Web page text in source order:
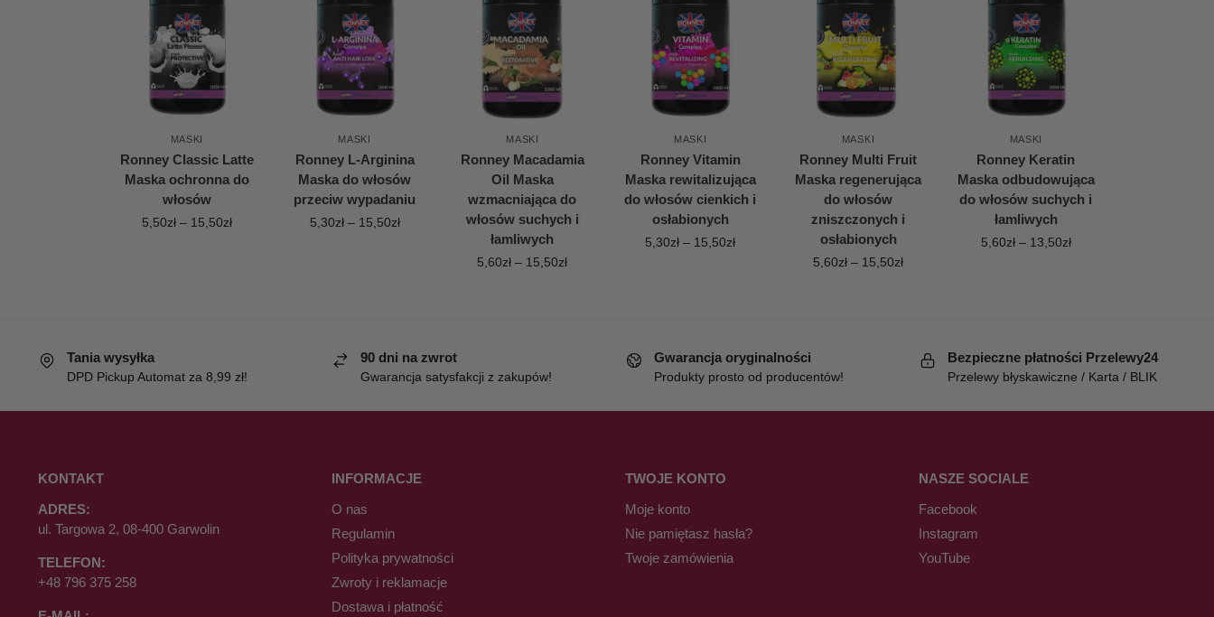
MASKI
Ronney Classic Latte
Maska ochronna do
włosów
5,50zł – 15,50zł
MASKI
Ronney L-Arginina
Maska do włosów
przeciw wypadaniu
5,30zł – 15,50zł
MASKI
Ronney Macadamia
Oil Maska
wzmacniająca do
włosów suchych i
łamliwych
5,60zł – 15,50zł
MASKI
Ronney Vitamin
Maska rewitalizująca
do włosów cienkich i
osłabionych
5,30zł – 15,50zł
MASKI
Ronney Multi Fruit
Maska regenerująca
do włosów
zniszczonych i
osłabionych
5,60zł – 15,50zł
MASKI
Ronney Keratin
Maska odbudowująca
do włosów suchych i
łamliwych
5,60zł – 13,50zł
Tania wysyłka
DPD Pickup Automat za 8,99 zł!
90 dni na zwrot
Gwarancja satysfakcji z zakupów!
Gwarancja oryginalności
Produkty prosto od producentów!
Bezpieczne płatności Przelewy24
Przelewy błyskawiczne / Karta / BLIK
KONTAKT
ADRES:
ul. Targowa 2, 08-400 Garwolin
TELEFON:
+48 796 375 258
INFORMACJE
O nas
Regulamin
Polityka prywatności
Zwroty i reklamacje
Dostawa i płatność
TWOJE KONTO
Moje konto
Nie pamiętasz hasła?
Twoje zamówienia
NASZE SOCIALE
Facebook
Instagram
YouTube